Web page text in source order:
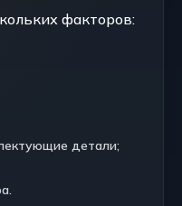
факторов:
детали;